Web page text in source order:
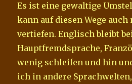
Es ist eine gewaltige
kann auf diesen Wege
vertiefen. Englisch bleibt
Hauptfremdsprache,
wenig schleifen und hin
ich in andere